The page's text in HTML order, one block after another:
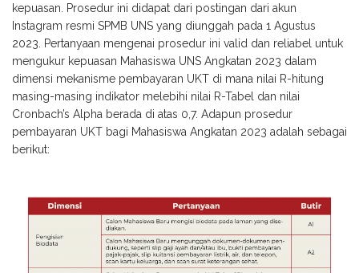
kepuasan. Prosedur ini didapat dari postingan dari akun
Instagram resmi SPMB UNS yang diunggah pada 1 Agustus
2023. Pertanyaan mengenai prosedur ini valid dan reliabel untuk
mengukur kepuasan Mahasiswa UNS Angkatan 2023 dalam
dimensi mekanisme pembayaran UKT di mana nilai R-hitung
masing-masing indikator melebihi nilai R-Tabel dan nilai
Cronbach’s Alpha berada di atas 0,7. Adapun prosedur
pembayaran UKT bagi Mahasiswa Angkatan 2023 adalah sebagai
berikut: